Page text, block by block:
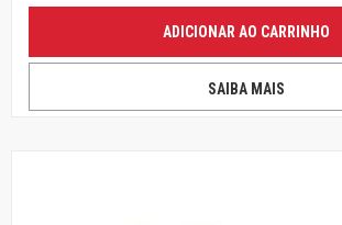
ADICIONAR AO CARRINHO
SAIBA MAIS